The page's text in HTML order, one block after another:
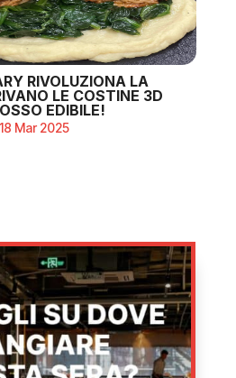
RIVOLUZIONA LA
LE COSTINE 3D
EDIBILE!
18 Mar 2025